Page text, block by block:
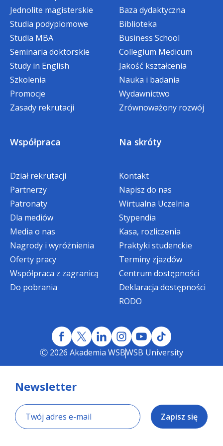
Jesteśabsolwentem/absolwentką szkoły
partnerskiej Akademii WSB
? Jeżeli tak -
skorzystaj zbonifikaty w wysokości
jednej raty czesnego
. Dzięki tej
bonifikacie V rata czesnego w pierwszym
semestrze, płatna do 5 stycznia 2027,
będzie
szkoły partnerskie -
wykaz
studia na kolejnym kierunku
Dla wszystkich Absolwentów Akademii
WSB, którzy decydują się rozpocząć kolejny
kierunek studiów, przygotowaliśmy
wyjątkową Bonifikatę Absolwencką.
To wyraz naszego uznania za wybór
Akademii WSB jako miejsca dalszego
rozwoju. Bonifikata
obniża do zerakwotę
IV i V raty czesnego w pierwszym
semestrze, dzięki czemustart na nowym
kierunku staje się jeszcze bardziej
Kontynuuj swoją edukacyjną drogę razem
z Akademią WSB!
Jednolite magisterskie
Studia podyplomowe
Studia MBA
Seminaria doktorskie
Study in English
Szkolenia
Promocje
Zasady rekrutacji
Baza dydaktyczna
Biblioteka
Business School
Collegium Medicum
Jakość kształcenia
Nauka i badania
Wydawnictwo
Zrównoważony rozwój
Współpraca
Dział rekrutacji
Partnerzy
Patronaty
Dla mediów
Media o nas
Nagrody i wyróżnienia
Oferty pracy
Współpraca z zagranicą
Do pobrania
Na skróty
Kontakt
Napisz do nas
Wirtualna Uczelnia
Stypendia
Kasa, rozliczenia
Praktyki studenckie
Terminy zjazdów
Centrum dostępności
Deklaracja dostępności
RODO
Ⓒ 2026 Akademia WSBWSB University
Newsletter
Zapisz się